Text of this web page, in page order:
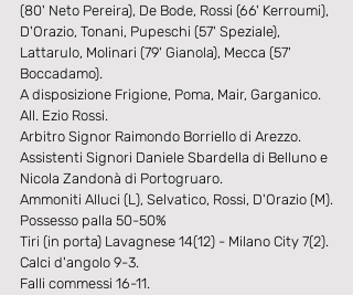
(80' Neto Pereira), De Bode, Rossi (66' Kerroumi),
D'Orazio, Tonani, Pupeschi (57' Speziale),
Lattarulo, Molinari (79' Gianola), Mecca (57'
Boccadamo).
A disposizione Frigione, Poma, Mair, Garganico.
All. Ezio Rossi.
Arbitro Signor Raimondo Borriello di Arezzo.
Assistenti Signori Daniele Sbardella di Belluno e
Nicola Zandonà di Portogruaro.
Ammoniti Alluci (L), Selvatico, Rossi, D'Orazio (M).
Possesso palla 50-50%
Tiri (in porta) Lavagnese 14(12) - Milano City 7(2).
Calci d'angolo 9-3.
Falli commessi 16-11.